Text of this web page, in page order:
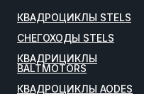
КВАДРОЦИКЛЫ STELS
СНЕГОХОДЫ STELS
КВАДРИЦИКЛЫ
BALTMOTORS
КВАДРОЦИКЛЫ AODES